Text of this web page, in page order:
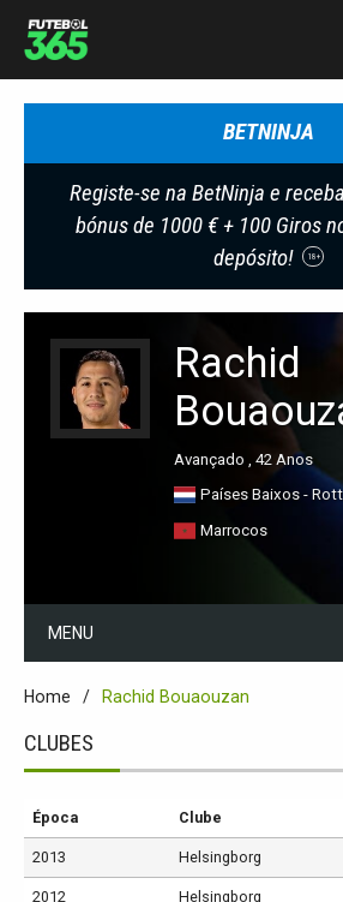
BETNINJA
Registe-se na BetNinja e
bónus de 1000 € + 100 Giros
depósito!
18+
Rachid
Avançado , 42 Anos
Países Baixos -
Marrocos
MENU
Home Rachid Bouaouzan
CLUBES
Época Clube
2013 Helsingborg
2012 Helsingborg